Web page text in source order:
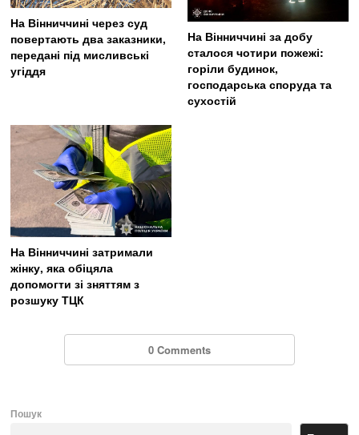
На Вінниччині через суд
повертають два заказники,
передані під мисливські
угіддя
На Вінниччині за добу
сталося чотири пожежі:
горіли будинок,
господарська споруда та
сухостій
На Вінниччині затримали
жінку, яка обіцяла
допомогти зі зняттям з
розшуку ТЦК
0 Comments
Пошук